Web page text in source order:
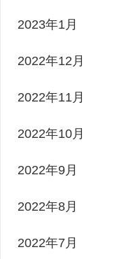
2023年1月
2022年12月
2022年11月
2022年10月
2022年9月
2022年8月
2022年7月